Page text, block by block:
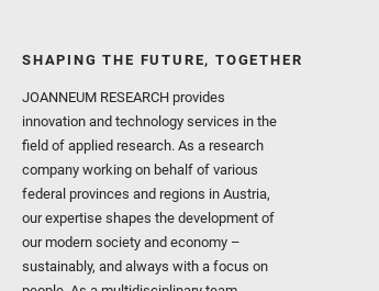
SHAPING THE FUTURE, TOGETHER
JOANNEUM RESEARCH provides
innovation and technology services in the
field of applied research. As a research
company working on behalf of various
federal provinces and regions in Austria,
our expertise shapes the development of
our modern society and economy –
sustainably, and always with a focus on